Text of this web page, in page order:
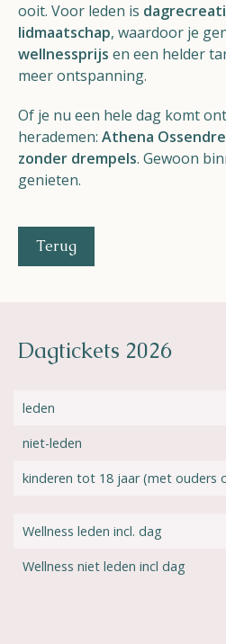
ooit. Voor leden is
lidmaatschap, waardoor je
wellnessprijs en een helder
meer ontspanning.
Of je nu een hele dag komt
herademen: Athena
zonder drempels. Gewoon
genieten.
Terug
Dagtickets 2026
leden
niet-leden
kinderen tot 18 jaar (met ouders
Wellness leden incl. dag
Wellness niet leden incl dag